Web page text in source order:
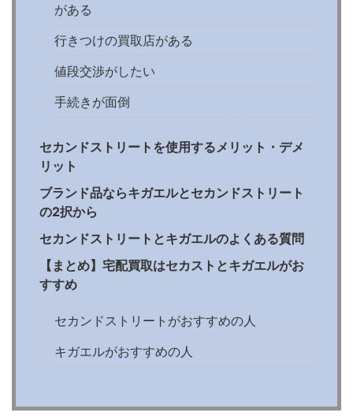
がある
行きつけの買取店がある
値段交渉がしたい
手続きが面倒
セカンドストリートを使用するメリット・デメ
リット
ブランド品ならキガエルとセカンドストリート
の2択から
セカンドストリートとキガエルのよくある質問
【まとめ】宅配買取はセカストとキガエルがお
すすめ
セカンドストリートがおすすめの人
キガエルがおすすめの人